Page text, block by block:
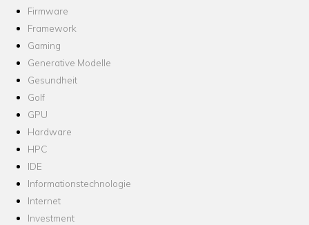
Firmware
Framework
Gaming
Generative Modelle
Gesundheit
Golf
GPU
Hardware
HPC
IDE
Informationstechnologie
Internet
Investment